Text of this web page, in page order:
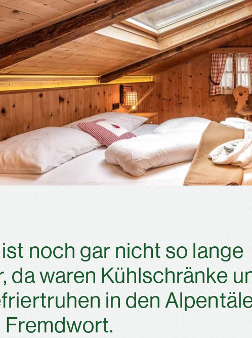
noch gar nicht so lange
da waren Kühlschränke
in den
Fremdwort.